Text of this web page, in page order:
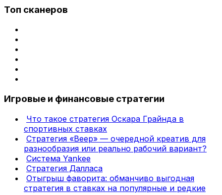
Топ сканеров
Игровые и финансовые стратегии
Что такое стратегия Оскара Грайнда в
спортивных ставках
Стратегия «Веер» — очередной креатив для
разнообразия или реально рабочий вариант?
Система Yankee
Стратегия Далласа
Отыгрыш фаворита: обманчиво выгодная
стратегия в ставках на популярные и редкие